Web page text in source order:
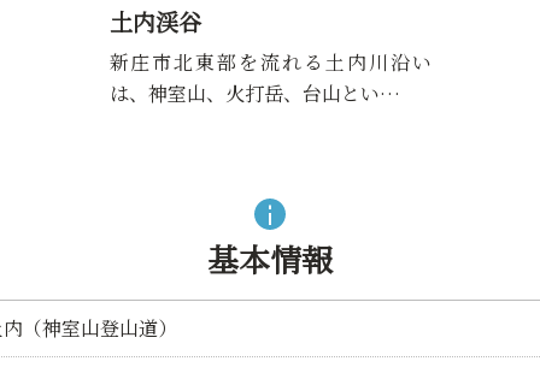
土内渓谷
新庄市北東部を流れる土内川沿い
は、神室山、火打岳、台山とい…
基本情報
（神室山登山道）